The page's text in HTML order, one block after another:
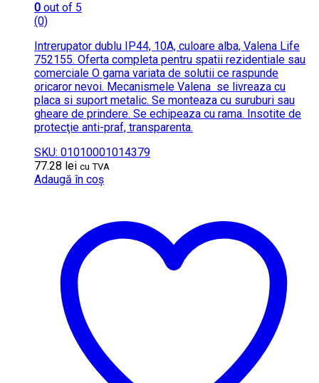
0 out of 5
(0)
Intrerupator dublu IP44, 10A, culoare alba, Valena Life
752155. Oferta completa pentru spatii rezidentiale sau
comerciale O gama variata de solutii ce raspunde
oricaror nevoi. Mecanismele Valena se livreaza cu
placa si suport metalic. Se monteaza cu suruburi sau
gheare de prindere. Se echipeaza cu rama. Insotite de
protecţie anti-praf, transparenta.
SKU: 01010001014379
77.28 lei cu TVA
Adaugă în coș